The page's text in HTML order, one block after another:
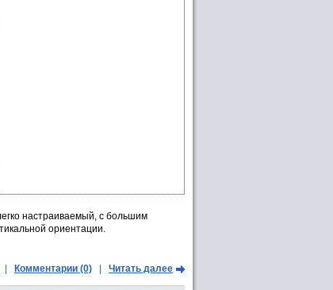
настраиваемый, с большим
ориентации.
Комментарии (0) Читать далее